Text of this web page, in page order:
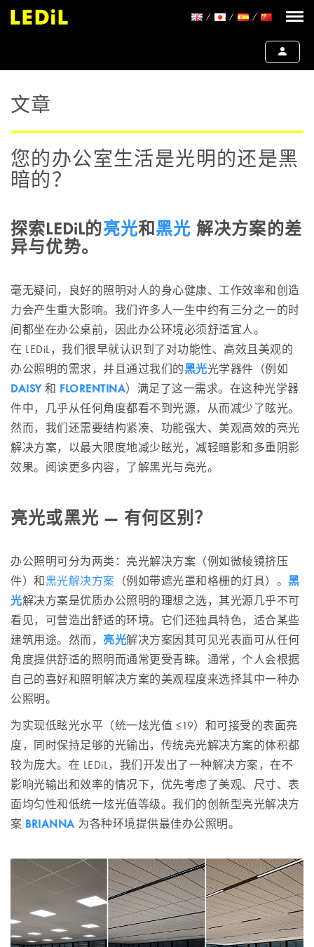
文章
您的办公室生活是光明的还是黑
暗的？
探索LEDiL的亮光和黑光 解决方案的差
异与优势。
毫无疑问，良好的照明对人的身心健康、工作效率和创造
力会产生重大影响。我们许多人一生中约有三分之一的时
间都坐在办公桌前，因此办公环境必须舒适宜人。
在 LEDiL，我们很早就认识到了对功能性、高效且美观的
办公照明的需求，并且通过我们的黑光光学器件（例如
DAISY和 FLORENTINA）满足了这一需求。在这种光学器
件中，几乎从任何角度都看不到光源，从而减少了眩光。
然而，我们还需要结构紧凑、功能强大、美观高效的亮光
解决方案，以最大限度地减少眩光，减轻暗影和多重阴影
效果。阅读更多内容，了解黑光与亮光。
亮光或黑光 — 有何区别？
办公照明可分为两类：亮光解决方案（例如微棱镜挤压
件）和黑光解决方案 （例如带遮光罩和格栅的灯具）。 黑
光解决方案是优质办公照明的理想之选，其光源几乎不可
看见，可营造出舒适的环境。它们还独具特色，适合某些
建筑用途。然而， 亮光解决方案因其可见光表面可从任何
角度提供舒适的照明而通常更受青睐。通常，个人会根据
自己的喜好和照明解决方案的美观程度来选择其中一种办
公照明。
为实现低眩光水平（统一炫光值 ≤19）和可接受的表面亮
度，同时保持足够的光输出，传统亮光解决方案的体积都
较为庞大。在 LEDiL，我们开发出了一种解决方案，在不
影响光输出和效率的情况下，优先考虑了美观、尺寸、表
面均匀性和低统一炫光值等级。我们的创新型亮光解决方
案 BRIANNA 为各种环境提供最佳办公照明。